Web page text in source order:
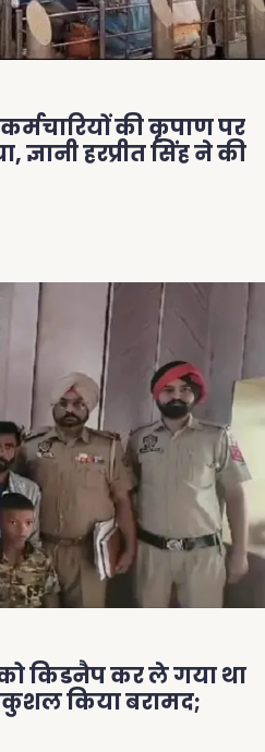
की कृपाण पर
ज्ञानी हरप्रीत सिंह ने की
को किडनैप कर ले गया था
किया बरामद;